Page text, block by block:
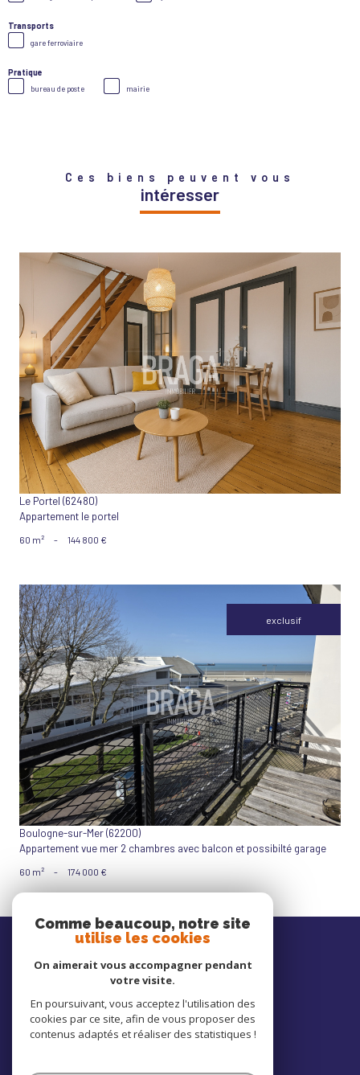
Transports
gare ferroviaire
Pratique
bureau de poste mairie
Ces biens peuvent vous
intéresser
VOIR LE BIEN
Le Portel (62480)
Appartement le portel
60 m² - 144 800 €
exclusif
VOIR LE BIEN
Boulogne-sur-Mer (62200)
Appartement vue mer 2 chambres avec balcon et possibilté garage
60 m² - 174 000 €
Nos
Nous
Comme beaucoup, notre site
utilise les cookies
On aimerait vous accompagner pendant
votre visite.
En poursuivant, vous acceptez l'utilisation des
cookies par ce site, afin de vous proposer des
contenus adaptés et réaliser des statistiques !